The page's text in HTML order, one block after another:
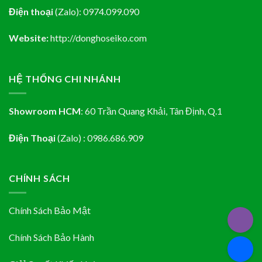
Điện thoại(Zalo): 0974.099.090
Website:http://donghoseiko.com
HỆ THỐNG CHI NHÁNH
Showroom HCM: 60 Trần Quang Khải, Tân Định , Q.1
Điện Thoại(Zalo) : 0986.686.909
CHÍNH SÁCH
Chính Sách Bảo Mật
Chính Sách Bảo Hành